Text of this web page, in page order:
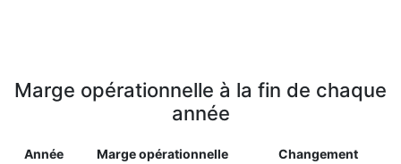
Marge opérationnelle à la fin de chaque
année
Année Marge opérationnelle Changement